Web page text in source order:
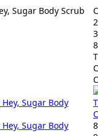
Sugar Body Scrub
2